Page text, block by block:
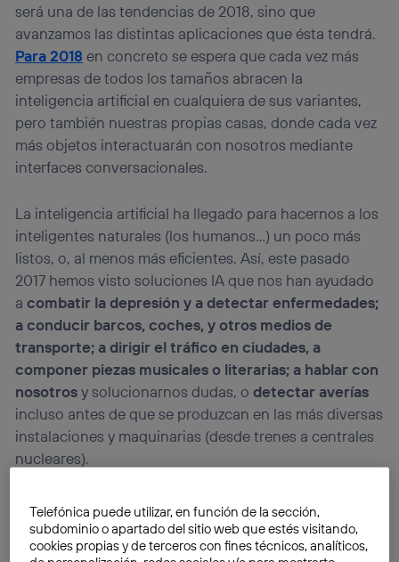
será una de las tendencias de 2018, sino que
avanzamos las distintas aplicaciones que ésta tendrá.
Para 2018 en concreto se espera que cada vez más
empresas de todos los tamaños abracen la
inteligencia artificial en cualquiera de sus variantes,
pero también nuestras propias casas, donde cada vez
más objetos interactuarán con nosotros mediante
interfaces conversacionales.
La inteligencia artificial ha llegado para hacernos a los
inteligentes naturales (los humanos…) un poco más
listos, o, al menos más eficientes. Así, este pasado
2017 hemos visto soluciones IA que nos han ayudado
acombatir la depresión y a detectar enfermedades;
a conducir barcos, coches, y otros medios de
transporte; a dirigir el tráfico en ciudades, a
componer piezas musicales o literarias; a hablar con
nosotrosy solucionarnos dudas, odetectar averías
incluso antes de que se produzcan en las más diversas
instalaciones y maquinarias (desde trenes a centrales
nucleares).
Telefónica puede utilizar, en función de la sección,
subdominio o apartado del sitio web que estés visitando,
cookies propias y de terceros con fines técnicos, analíticos,